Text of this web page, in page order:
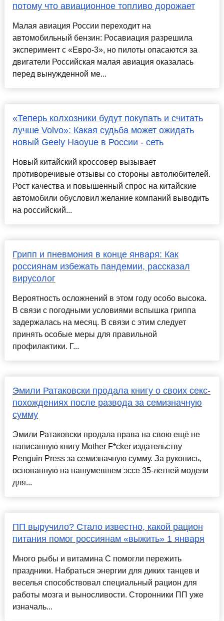
потому что авиационное топливо дорожает
Малая авиация России переходит на
автомобильный бензин: Росавиация разрешила
эксперимент с «Евро-3», но пилоты опасаются за
двигатели Российская малая авиация оказалась
перед вынужденной ме...
«Теперь колхозники будут покупать и считать
лучше Volvo»: Какая судьба может ожидать
новый Geely Haoyue в России - сеть
Новый китайский кроссовер вызывает
противоречивые отзывы со стороны автолюбителей.
Рост качества и повышенный спрос на китайские
автомобили обусловил желание компаний выводить
на российский...
Грипп и пневмония в конце января: Как
россиянам избежать пандемии, рассказал
вирусолог
Вероятность осложнений в этом году особо высока.
В связи с погодными условиями вспышка гриппа
задержалась на месяц. В связи с этим следует
принять особые меры для правильной
профилактики. Г...
Эмили Ратаковски продала книгу о своих секс-
похождениях после развода за семизначную
сумму
Эмили Ратаковски продала права на свою ещё не
написанную книгу Mother F*cker издательству
Penguin Press за семизначную сумму. За рукопись,
основанную на нашумевшем эссе 35-летней модели
для...
ПП выручило? Стало известно, какой рацион
питания помог россиянам «выжить» 1 января
Много рыбы и витамина С помогли пережить
праздники. Набраться энергии для диких танцев и
веселья способствовал специальный рацион для
работы мозга и выносливости. Сторонники ПП уже
изначаль...